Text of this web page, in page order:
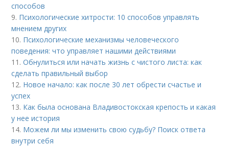
способов
9. Психологические хитрости: 10 способов управлять
мнением других
10. Психологические механизмы человеческого
поведения: что управляет нашими действиями
11.Обнулиться или начать жизнь с чистого листа: как
сделать правильный выбор
12. Новое начало: как после 30 лет обрести счастье и
успех
13. Как была основана Владивостокская крепость и какая
у нее история
14. Можем ли мы изменить свою судьбу? Поиск ответа
внутри себя